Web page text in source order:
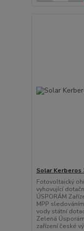
Solar Kerberos
Fotovoltaický
vyhovující
ÚSPORÁM
MPP
vody státní
Zelená
zařízení české